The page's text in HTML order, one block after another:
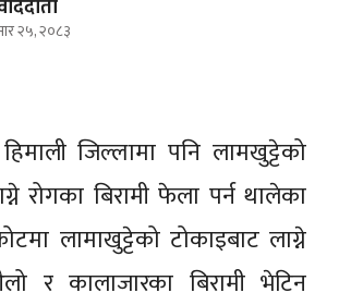
२५, २०८३
जिल्लामा पनि लामखुट्टेको
रोगका बिरामी फेला पर्न थालेका
लामाखुट्टेको टोकाइबाट लाग्ने
र कालाजारका बिरामी भेटिन